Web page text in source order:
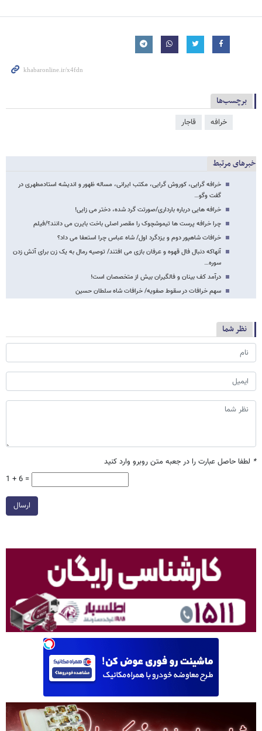
برچسب‌ها
خرافه قاجار
خبرهای مرتبط
خرافه گرایی، کوروش گرایی، مکتب ایرانی، مساله ظهور و اندیشه استادمطهری در
گفت وگو…
خرافه هایی درباره بارداری/صورتت گرد شده، دختر می زایی!
چرا خرافه پرست ها تیموشچوک را مقصر اصلی باخت بایرن می دانند؟/فیلم
خرافات شاهپور دوم و یزدگرد اول/ شاه عباس چرا استعفا می داد؟
آنهاکه دنبال فال قهوه و عرفان بازی می افتند/ توصیه رمال به یک زن برای آتش زدن
سوره…
درآمد کف بینان و فالگیران بیش از متخصصان است!
سهم خرافات در سقوط صفویه/ خرافات شاه سلطان حسین
نظر شما
* لطفا حاصل عبارت را در جعبه متن روبرو وارد کنید
1 + 6 =
ارسال